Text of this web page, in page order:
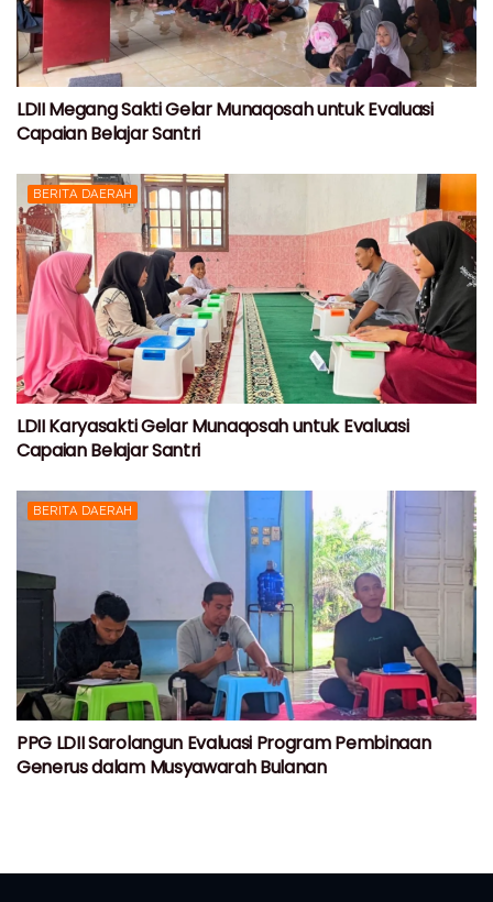
LDII Megang Sakti Gelar Munaqosah untuk Evaluasi
Capaian Belajar Santri
BERITA DAERAH
LDII Karyasakti Gelar Munaqosah untuk Evaluasi
Capaian Belajar Santri
BERITA DAERAH
PPG LDII Sarolangun Evaluasi Program Pembinaan
Generus dalam Musyawarah Bulanan